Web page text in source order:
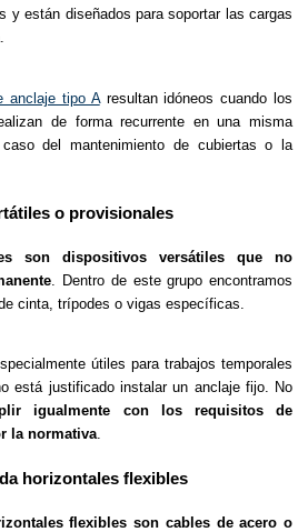
y están diseñados para soportar las cargas
anclaje tipo Aresultan idóneos cuando los
de forma recurrente en una misma
del mantenimiento de cubiertas o la
o provisionales
son dispositivos versátiles que no
. Dentro de este grupo encontramos
cinta, trípodes o vigas específicas.
útiles para trabajos temporales
está justificado instalar un anclaje fijo. No
igualmente con los requisitos de
la normativa.
horizontales flexibles
flexibles son cables de acero o